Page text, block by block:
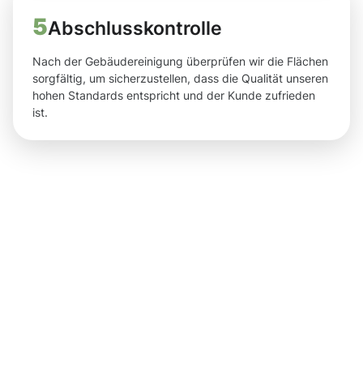
5Abschlusskontrolle
Nach der Gebäudereinigung überprüfen wir die Flächen
sorgfältig, um sicherzustellen, dass die Qualität unseren
hohen Standards entspricht und der Kunde zufrieden
ist.